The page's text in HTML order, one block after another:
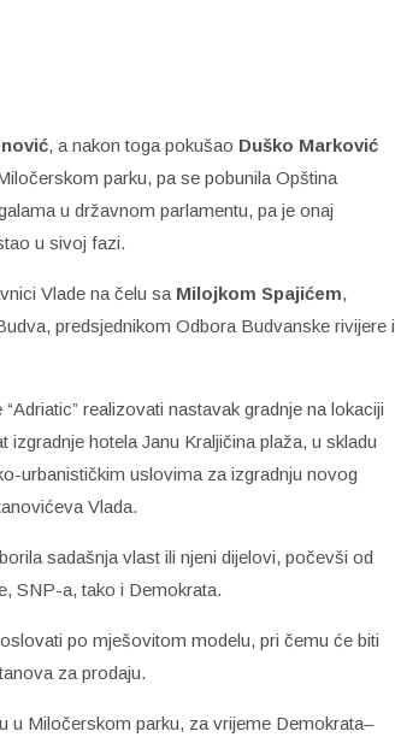
, a nakon toga pokušao Duško Marković
parku, pa se pobunila Opština
u državnom parlamentu, pa je onaj
u sivoj fazi.
Vlade na čelu sa Milojkom Spajićem,
predsjednikom Odbora Budvanske rivijere i
realizovati nastavak gradnje na lokaciji
hotela Janu Kraljičina plaža, u skladu
urbanističkim uslovima za izgradnju novog
Vlada.
sadašnja vlast ili njeni dijelovi, počevši od
SNP-a, tako i Demokrata.
po mješovitom modelu, pri čemu će biti
za prodaju.
u Miločerskom parku, za vrijeme Demokrata–